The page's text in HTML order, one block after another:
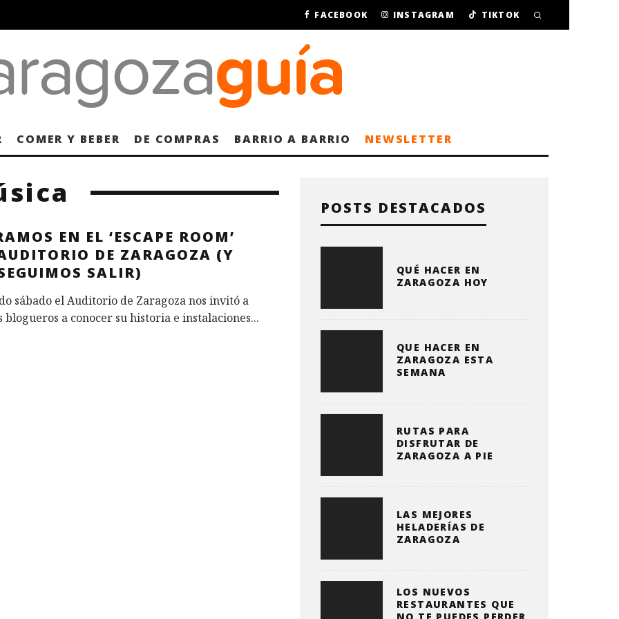
FACEBOOK INSTAGRAM TIKTOK
COMER Y BEBER DE COMPRAS BARRIO A BARRIO NEWSLETTER
EN EL ‘ESCAPE ROOM’
DE ZARAGOZA (Y
SALIR)
sábado el Auditorio de Zaragoza nos invitó a
blogueros a conocer su historia e instalaciones...
POSTS DESTACADOS
QUÉ HACER EN
ZARAGOZA HOY
QUE HACER EN
ZARAGOZA ESTA
SEMANA
RUTAS PARA
DISFRUTAR DE
ZARAGOZA A PIE
LAS MEJORES
HELADERÍAS DE
ZARAGOZA
LOS NUEVOS
RESTAURANTES QUE
NO TE PUEDES PERDER